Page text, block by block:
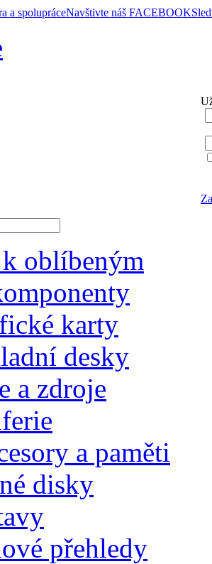
a spolupráceNavštivte náš FACEBOOK
oblíbeným
karty
desky
a zdroje
a paměti
disky
přehledy